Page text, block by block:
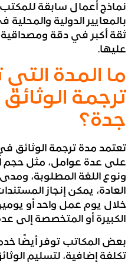
نماذج أعمال سابقة للمكتب،
بالمعايير الدولية
ثقة أكبر في دقة
عليها.
ما المدة
ترجمة
جدة؟
تعتمد مدة ترجمة الوثائق
على عدة عوامل، مثل حجم
ونوع اللغة المطلوبة،
العادة، يمكن إنجاز
خلال يوم عمل واحد أو
الكبيرة أو المتخصصة إلى
بعض المكاتب توفر أيضًا
تكلفة إضافية، لتسليم